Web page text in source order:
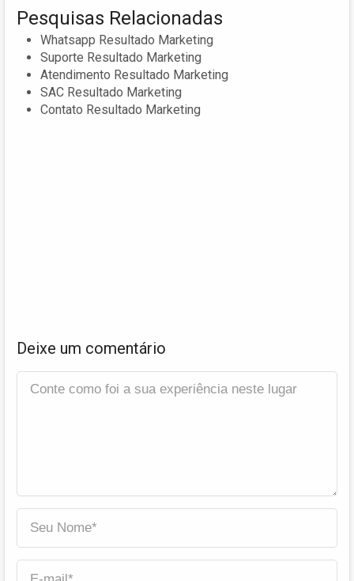
Pesquisas Relacionadas
Whatsapp Resultado Marketing
Suporte Resultado Marketing
Atendimento Resultado Marketing
SAC Resultado Marketing
Contato Resultado Marketing
Deixe um comentário